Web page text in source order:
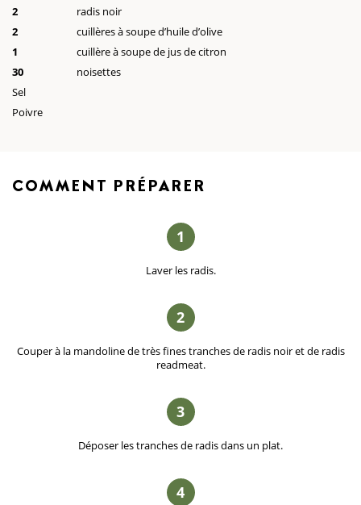
2
radis noir
2
cuillères à soupe d’huile d’olive
1
cuillère à soupe de jus de citron
30
noisettes
Sel
Poivre
COMMENT PRÉPARER
1
Laver les radis.
2
Couper à la mandoline de très fines tranches de radis noir et de radis
readmeat.
3
Déposer les tranches de radis dans un plat.
4